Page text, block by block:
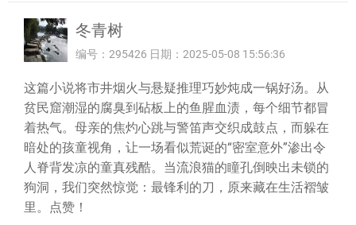
冬青树
编号：295426 日期：2025-05-08 15:56:36
这篇小说将市井烟火与悬疑推理巧妙炖成一锅好汤。从
贫民窟潮湿的腐臭到砧板上的鱼腥血渍，每个细节都冒
着热气。母亲的焦灼心跳与警笛声交织成鼓点，而躲在
暗处的孩童视角，让一场看似荒诞的“密室意外”渗出令
人脊背发凉的童真残酷。当流浪猫的瞳孔倒映出未锁的
狗洞，我们突然惊觉：最锋利的刀，原来藏在生活褶皱
里。点赞！